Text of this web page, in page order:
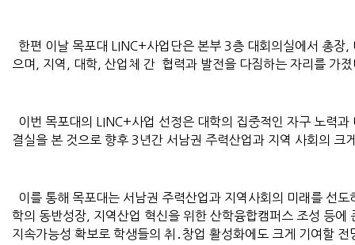
한편 이날 목포대 LINC+사업단은 본부 3층 대회의실에서 총
으며, 지역, 대학, 산업체 간 협력과 발전을 다짐하는 자리를 가
이번 목포대의 LINC+사업 선정은 대학의 집중적인 자구 노력
결실을 본 것으로 향후 3년간 서남권 주력산업과 지역 사회의 크
이를 통해 목포대는 서남권 주력산업과 지역사회의 미래를 선
학의 동반성장, 지역산업 혁신을 위한 산학융합캠퍼스 조성 등
지속가능성 확보로 학생들의 취․창업 활성화에도 크게 기여할 전